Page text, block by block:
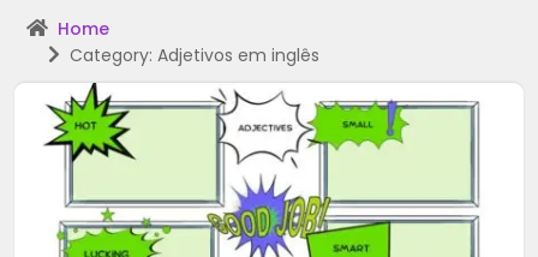
Home
Category: Adjetivos em inglês